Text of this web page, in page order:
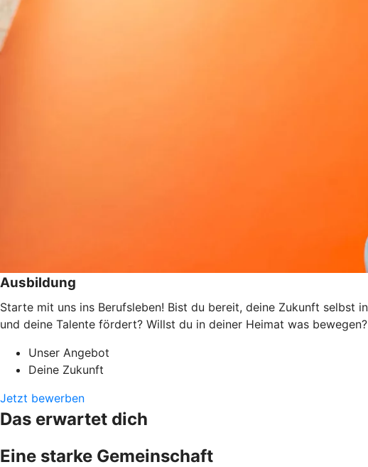
Ausbildung
Starte mit uns ins Berufsleben! Bist du bereit, deine Zukunft selbst
und deine Talente fördert? Willst du in deiner Heimat was
Unser Angebot
Deine Zukunft
Jetzt bewerben
Das erwartet dich
Eine starke Gemeinschaft